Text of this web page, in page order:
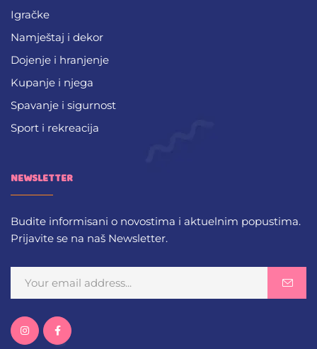
Igračke
Namještaj i dekor
Dojenje i hranjenje
Kupanje i njega
Spavanje i sigurnost
Sport i rekreacija
NEWSLETTER
Budite informisani o novostima i aktuelnim popustima.
Prijavite se na naš Newsletter.